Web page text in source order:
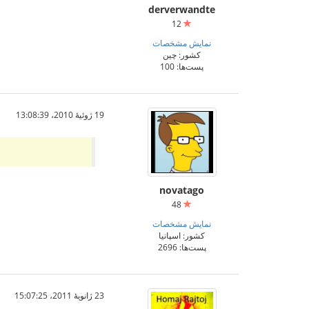
derverwandte
نمایش مشخصات
کشور: چین
پست‌ها: 100
novatago
نمایش مشخصات
کشور: اسپانیا
پست‌ها: 2696
19 ژوئیهٔ 2010،‏ 13:08:39
23 ژانویهٔ 2011،‏ 15:07:25